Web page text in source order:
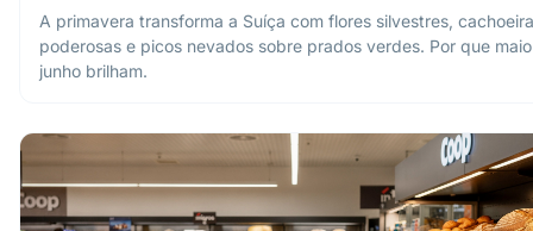
A primavera transforma a Suíça com flores silvestres,
poderosas e picos nevados sobre prados verdes. Por que
junho brilham.